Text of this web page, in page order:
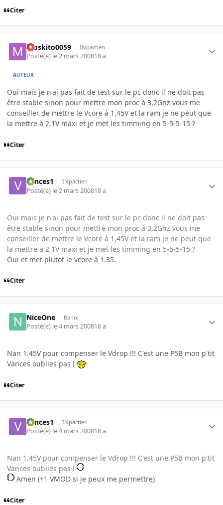
Citer
moskito0059 INpactien
Posté(e) le 2 mars 200818 a
AUTEUR
Oui mais je n'ai pas fait de test sur le pc donc il ne doit pas
être stable sinon pour mettre mon proc à 3,2Ghz vous me
conseiller de mettre le Vcore à 1,45V et la ram je ne peut que
la mettre à 2,1V maxi et je met les timming en 5-5-5-15 ?
Citer
vances1 INpactien
Posté(e) le 2 mars 200818 a
Oui mais je n'ai pas fait de test sur le pc donc il ne doit pas
être stable sinon pour mettre mon proc à 3,2Ghz vous me
conseiller de mettre le Vcore à 1,45V et la ram je ne peut que
la mettre à 2,1V maxi et je met les timming en 5-5-5-15 ?
Oui et met plutot le vcore à 1.35.
Citer
NiceOne Banni
Posté(e) le 4 mars 200818 a
Nan 1.45V pour compenser le Vdrop !!! C'est une P5B mon p'tit
Vances oublies pas !
Citer
vances1 INpactien
Posté(e) le 4 mars 200818 a
Nan 1.45V pour compenser le Vdrop !!! C'est une P5B mon p'tit
Vances oublies pas !
Amen (+1 VMOD si je peux me permettre)
Citer